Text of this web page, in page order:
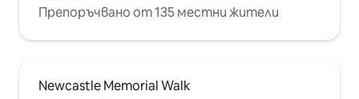
Препоръчвано от 135 местни жители
Newcastle Memorial Walk